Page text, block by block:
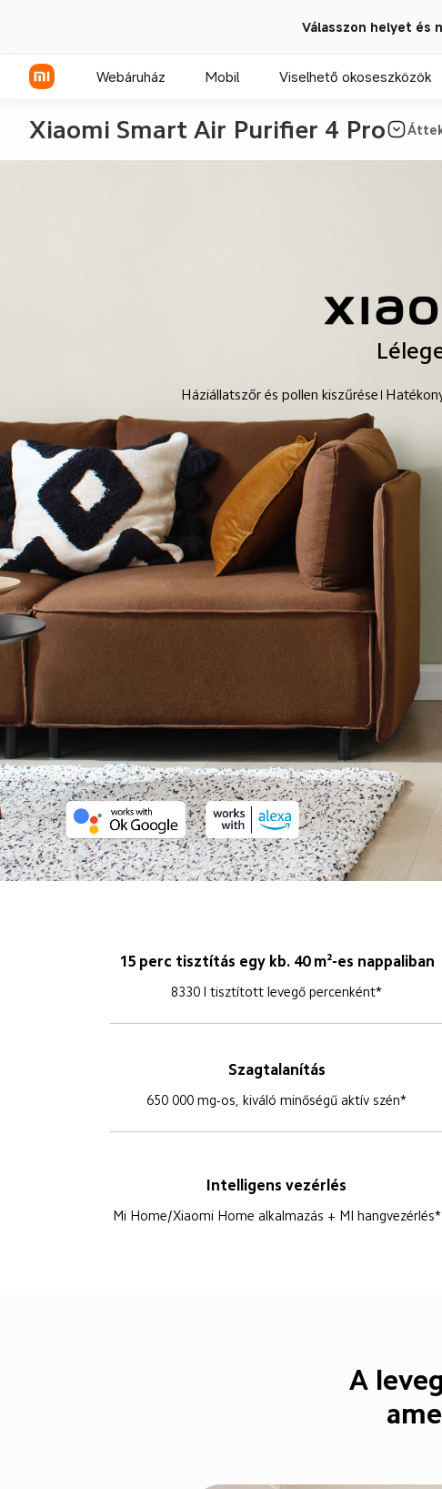
Válasszon helyet és
Webáruház Mobil Viselhető okoseszközök
Xiaomi Smart Air Purifier 4 Pro
Háziállatszőr és pollen kiszűrése
15 perc tisztítás egy kb. 40 m²-es nappaliban
8330 l tisztított levegő percenként*
Szagtalanítás
650 000 mg-os, kiváló minőségű aktív szén*
Intelligens vezérlés
Mi Home/Xiaomi Home alkalmazás + MI hangvezérlés*
A